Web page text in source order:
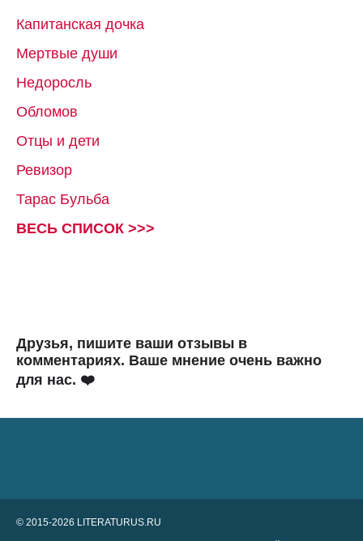
Капитанская дочка
Мертвые души
Недоросль
Обломов
Отцы и дети
Ревизор
Тарас Бульба
ВЕСЬ СПИСОК >>>
Друзья, пишите ваши отзывы в
комментариях. Ваше мнение очень важно
для нас. ❤️
© 2015-2026 LITERATURUS.RU